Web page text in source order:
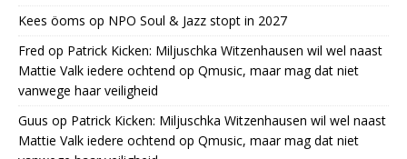
Kees öoms op NPO Soul & Jazz stopt in 2027
Fred op Patrick Kicken: Miljuschka Witzenhausen wil wel naast
Mattie Valk iedere ochtend op Qmusic, maar mag dat niet
vanwege haar veiligheid
Guus op Patrick Kicken: Miljuschka Witzenhausen wil wel naast
Mattie Valk iedere ochtend op Qmusic, maar mag dat niet